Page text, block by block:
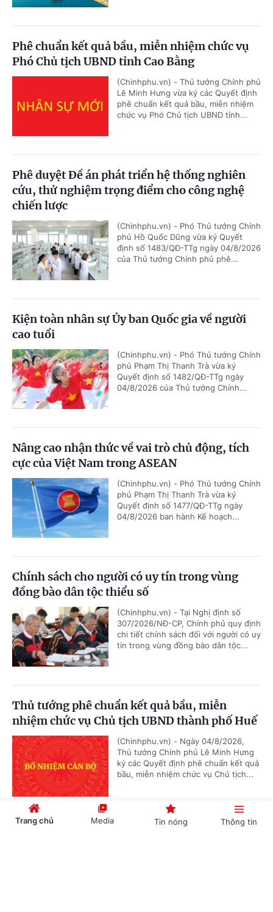
Phê chuẩn kết quả bầu, miễn nhiệm chức vụ
Phó Chủ tịch UBND tỉnh Cao Bằng
(Chinhphu.vn) - Thủ tướng Chính phủ
Lê Minh Hưng vừa ký các Quyết định
phê chuẩn kết quả bầu, miễn nhiệm
chức vụ Phó Chủ tịch UBND tỉnh...
Phê duyệt Đề án phát triển hệ thống nghiên
cứu, thử nghiệm trọng điểm cho công nghệ
chiến lược
(Chinhphu.vn) - Phó Thủ tướng Chính
phủ Hồ Quốc Dũng vừa ký Quyết
định số 1483/QĐ-TTg ngày 04/8/2026
của Thủ tướng Chính phủ phê...
Kiện toàn nhân sự Ủy ban Quốc gia về người
cao tuổi
(Chinhphu.vn) - Phó Thủ tướng Chính
phủ Phạm Thị Thanh Trà vừa ký
Quyết định số 1482/QĐ-TTg ngày
04/8/2026 của Thủ tướng Chính...
Nâng cao nhận thức về vai trò chủ động, tích
cực của Việt Nam trong ASEAN
(Chinhphu.vn) - Phó Thủ tướng Chính
phủ Phạm Thị Thanh Trà vừa ký
Quyết định số 1477/QĐ-TTg ngày
04/8/2026 ban hành Kế hoạch...
Chính sách cho người có uy tín trong vùng
đồng bào dân tộc thiểu số
(Chinhphu.vn) - Tại Nghị định số
307/2026/NĐ-CP, Chính phủ quy định
chi tiết chính sách đối với người có uy
tín trong vùng đồng bào dân tộc...
Thủ tướng phê chuẩn kết quả bầu, miễn
nhiệm chức vụ Chủ tịch UBND thành phố Huế
(Chinhphu.vn) - Ngày 04/8/2026,
Thủ tướng Chính phủ Lê Minh Hưng
ký các Quyết định phê chuẩn kết quả
bầu, miễn nhiệm chức vụ Chủ tịch...
Trang chủ Media Tin nóng Thông tin